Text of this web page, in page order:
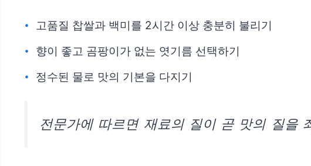
고품질 찹쌀과 백미를 2시간 이상 충분히 불리기
향이 좋고 곰팡이가 없는 엿기름 선택하기
정수된 물로 맛의 기본을 다지기
전문가에 따르면 재료의 질이 곧 맛의 질을